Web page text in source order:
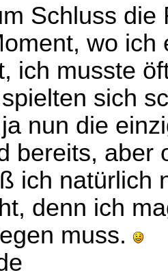
Schluss
wo
ich musste
sich
nun die
bereits, aber
ich natürlich
denn ich
muss.